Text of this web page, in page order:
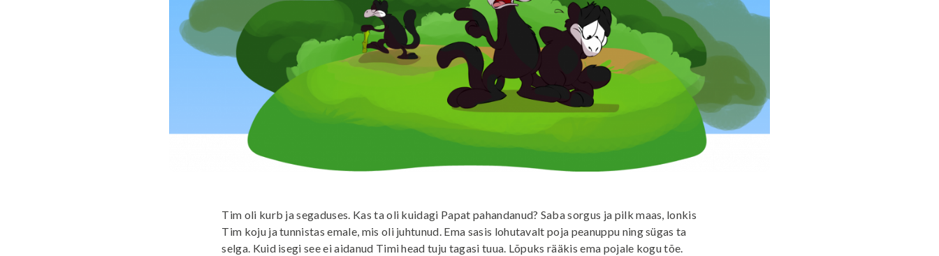
Tim oli kurb ja segaduses. Kas ta oli kuidagi Papat pahandanud? Saba sorgus ja pilk maas, lonkis
Tim koju ja tunnistas emale, mis oli juhtunud. Ema sasis lohutavalt poja peanuppu ning sügas ta
selga. Kuid isegi see ei aidanud Timi head tuju tagasi tuua. Lõpuks rääkis ema pojale kogu tõe.